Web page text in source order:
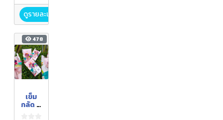
ดูรายละเอียด
478
เข็ม
กลัด 11